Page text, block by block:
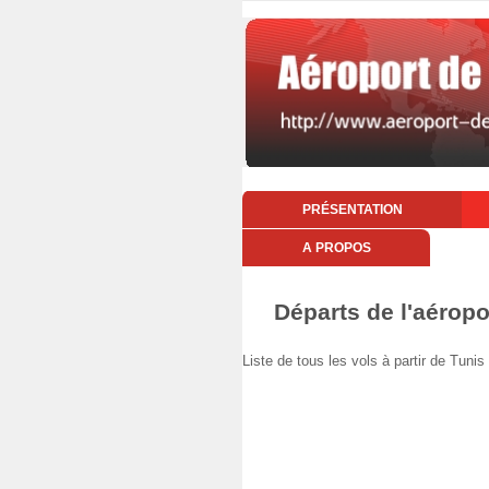
PRÉSENTATION
A PROPOS
Départs de
Liste de tous les vols à partir de